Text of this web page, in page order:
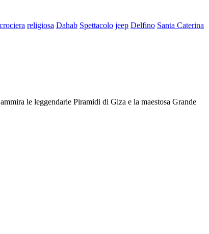
crociera religiosa Dahab Spettacolo jeep Delfino Santa Caterina
le leggendarie Piramidi di Giza e la maestosa Grande